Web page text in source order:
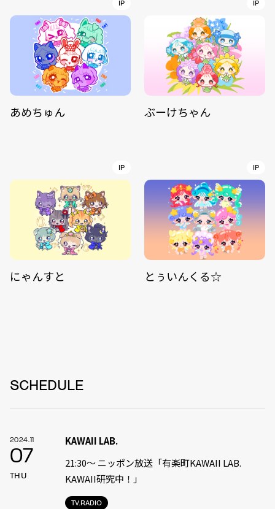
IP
あめちゅん
IP
ぶーけちゃん
IP
にゃんすと
IP
とぅいんくる☆
SCHEDULE
2024.11
07
THU
TV.RADIO
KAWAII LAB.
21:30〜 ニッポン放送「有楽町KAWAII LAB.
KAWAII研究中！」